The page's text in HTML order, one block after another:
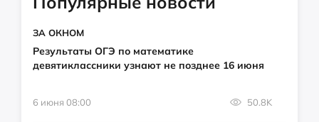
ЗА ОКНОМ
Результаты ОГЭ по математике
девятиклассники узнают не позднее 16 июня
6 июня 08:00 50.8K